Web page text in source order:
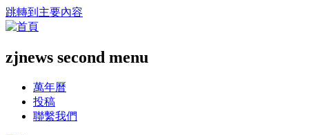
跳轉到主要內容
zjnews second menu
萬年曆
投稿
聯繫我們